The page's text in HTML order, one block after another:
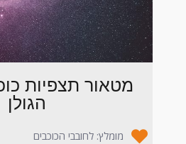
מטאור תצפיות
הגולן
מומלץ: לחובבי הכוכבים